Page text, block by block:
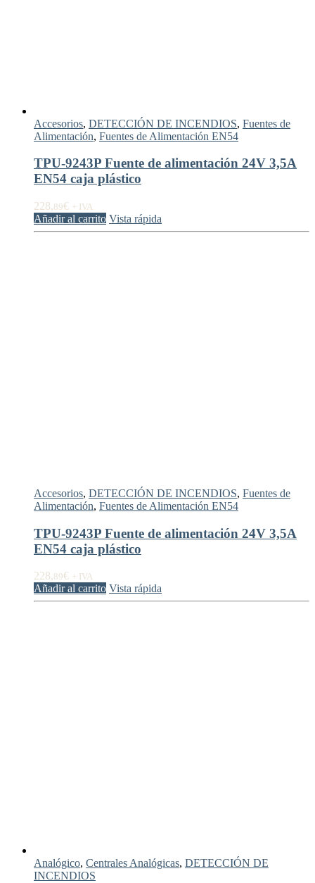
Accesorios, DETECCIÓN DE INCENDIOS, Fuentes de
Alimentación, Fuentes de Alimentación EN54
TPU-9243P Fuente de alimentación 24V 3,5A
EN54 caja plástico
228,89€ + IVA
Añadir al carrito Vista rápida
Accesorios, DETECCIÓN DE INCENDIOS, Fuentes de
Alimentación, Fuentes de Alimentación EN54
TPU-9243P Fuente de alimentación 24V 3,5A
EN54 caja plástico
228,89€ + IVA
Añadir al carrito Vista rápida
Analógico, Centrales Analógicas, DETECCIÓN DE
INCENDIOS